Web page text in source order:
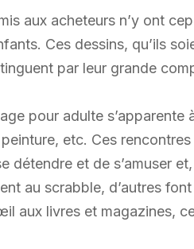
aux acheteurs n’y ont
Ces dessins, qu’ils
par leur grande
pour adulte
etc. Ces
détendre et de s’amuser
au scrabble, d’autres
aux livres et magazines,